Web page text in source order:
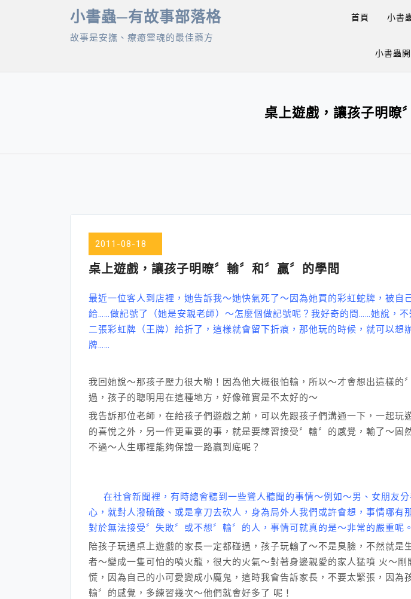
小書蟲─有故事部落格
故事是安撫、療癒靈魂的最佳藥方
首頁 小書
小書蟲
桌上遊戲，讓孩子明暸
2011-08-18
桌上遊戲，讓孩子明暸〞輸〞和〞贏〞的學問
最近一位客人到店裡，她告訴我～她快氣死了～因為她買的彩虹蛇牌，被自
給……做記號了（她是安親老師）～怎麼個做記號呢？我好奇的問……她說，
二張彩虹牌（王牌）給折了，這樣就會留下折痕，那他玩的時候，就可以想
牌……
我回她說～那孩子壓力很大喲！因為他大概很怕輸，所以～才會想出這樣的
過，孩子的聰明用在這種地方，好像確實是不太好的～
我告訴那位老師，在給孩子們遊戲之前，可以先跟孩子們溝通一下，一起玩
的喜悅之外，另一件更重要的事，就是要練習接受〞輸〞的感覺，輸了～固
不過～人生哪裡能夠保證一路贏到底呢？
在社會新聞裡，有時總會聽到一些聳人聽聞的事情～例如～男、女朋友分
心，就對人潑硫酸、或是拿刀去砍人，身為局外人我們或許會想，事情哪有
對於無法接受〞失敗〞或不想〞輸〞的人，事情可就真的是～非常的嚴重呢。
陪孩子玩過桌上遊戲的家長一定都碰過，孩子玩輸了～不是臭臉，不然就是
者～變成一隻可怕的噴火龍，很大的火氣～對著身邊親愛的家人猛噴 火～剛
慌，因為自己的小可愛變成小魔鬼，這時我會告訴家長，不要太緊張，因為
輸〞的感覺，多練習幾次～他們就會好多了 呢！